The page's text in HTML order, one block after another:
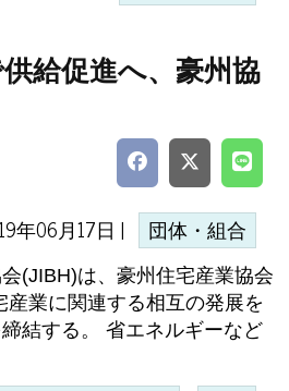
給促進へ、豪州協
年06月17日 | 団体・組合
(JIBH)は、豪州住宅産業協会
産業に関連する相互の発展を
結する。 省エネルギーなど